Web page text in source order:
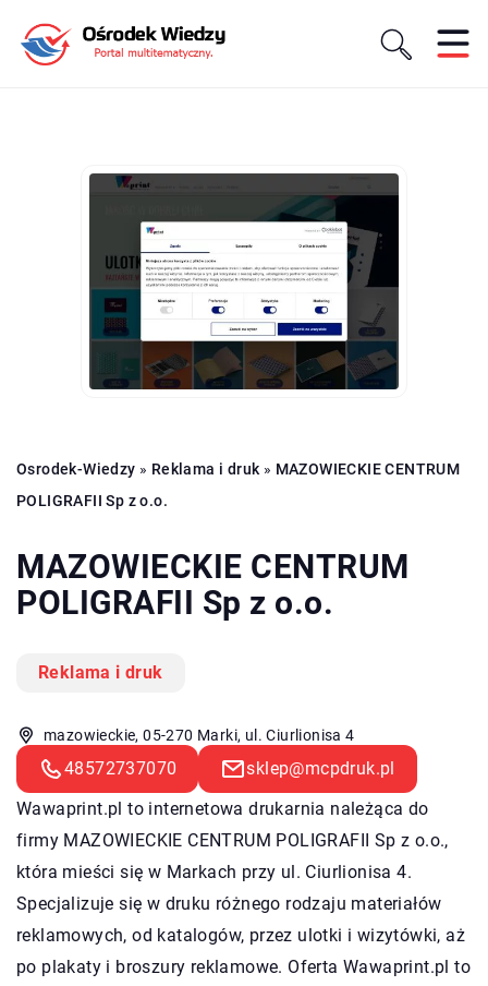
Osrodek-Wiedzy » Reklama i druk » MAZOWIECKIE CENTRUM
POLIGRAFII Sp z o.o.
MAZOWIECKIE CENTRUM
POLIGRAFII Sp z o.o.
Reklama i druk
mazowieckie, 05-270 Marki, ul. Ciurlionisa 4
48572737070
sklep@mcpdruk.pl
Wawaprint.pl to internetowa drukarnia należąca do
firmy MAZOWIECKIE CENTRUM POLIGRAFII Sp z o.o.,
która mieści się w Markach przy ul. Ciurlionisa 4.
Specjalizuje się w druku różnego rodzaju materiałów
reklamowych, od katalogów, przez ulotki i wizytówki, aż
po plakaty i broszury reklamowe. Oferta Wawaprint.pl to